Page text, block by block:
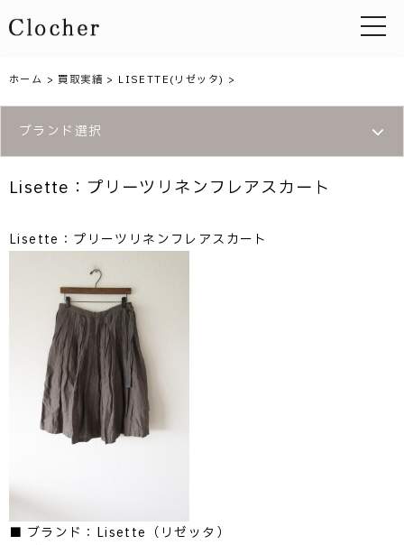
toggle
ホーム >買取実績 > LISETTE(リゼッタ) >
ブランド選択
Lisette：プリーツリネンフレアスカート
Lisette：プリーツリネンフレアスカート
■ ブランド：Lisette（リゼッタ）